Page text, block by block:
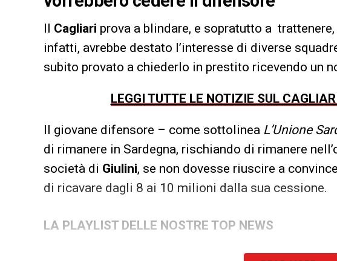
Il Cagliari prova a blindare, e sopratutto a trattenere,
infatti, avrebbe destato l’interesse di diverse
subito provato a chiederlo in prestito ricevendo un
LEGGI TUTTE LE NOTIZIE SUL
Il giovane difensore – come sottolinea L’Unione
di rimanere in Sardegna, rischiando di rimanere
società di Giulini, se non dovesse riuscire a
di ricavare dagli 8 ai 10 milioni dalla sua cessione.
LA PLAYLIST DELLE NOSTRE TOP NEWS